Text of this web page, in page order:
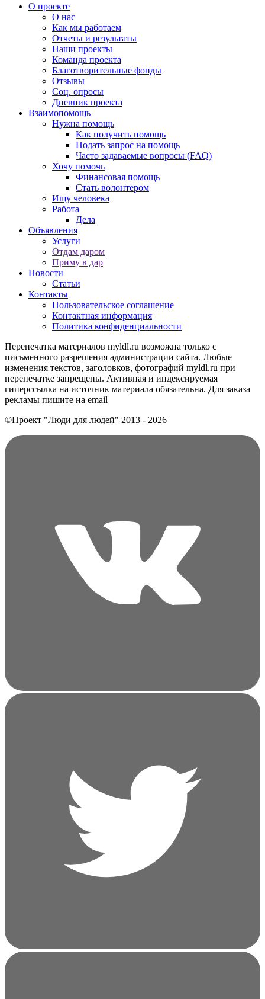
О проекте
О нас
Как мы работаем
Отчеты и результаты
Наши проекты
Команда проекта
Благотворительные фонды
Отзывы
Соц. опросы
Дневник проекта
Взаимопомощь
Нужна помощь
Как получить помощь
Подать запрос на помощь
Часто задаваемые вопросы (FAQ)
Хочу помочь
Финансовая помощь
Стать волонтером
Ищу человека
Работа
Дела
Объявления
Услуги
Отдам даром
Приму в дар
Новости
Статьи
Контакты
Пользовательское соглашение
Контактная информация
Политика конфиденциальности
Перепечатка материалов myldl.ru возможна только с
письменного разрешения администрации сайта. Любые
изменения текстов, заголовков, фотографий myldl.ru при
перепечатке запрещены. Активная и индексируемая
гиперссылка на источник материала обязательна. Для заказа
рекламы пишите на еmail
©Проект "Люди для людей" 2013 - 2026